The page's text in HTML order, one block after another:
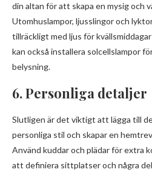
din altan för att skapa en mysig och
Utomhuslampor, ljusslingor och
tillräckligt med ljus för
kan också installera solcellslampor
belysning.
6. Personliga detaljer
Slutligen är det viktigt att lägga till
personliga stil och skapar en
Använd kuddar och plädar för extra
att definiera sittplatser och några